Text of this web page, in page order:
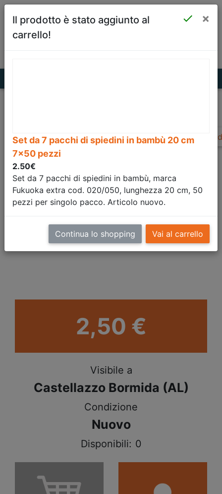
Sellforyouvende per te!
Il prodotto è stato aggiunto al
carrello!
 ×
Set da 7 pacchi di spiedini in bambù 20 cm
7x50 pezzi
2.50€
Set da 7 pacchi di spiedini in bambù, marca
Fukuoka extra cod. 020/050, lunghezza 20 cm, 50
pezzi per singolo pacco. Articolo nuovo.
Continua lo shopping Vai al carrello
Set da 7 pacchi di
spiedini in bambù
20 cm 7x50 pezzi
2,50 €
Visibile a
Castellazzo Bormida (AL)
Condizione
Nuovo
Disponibili: 0